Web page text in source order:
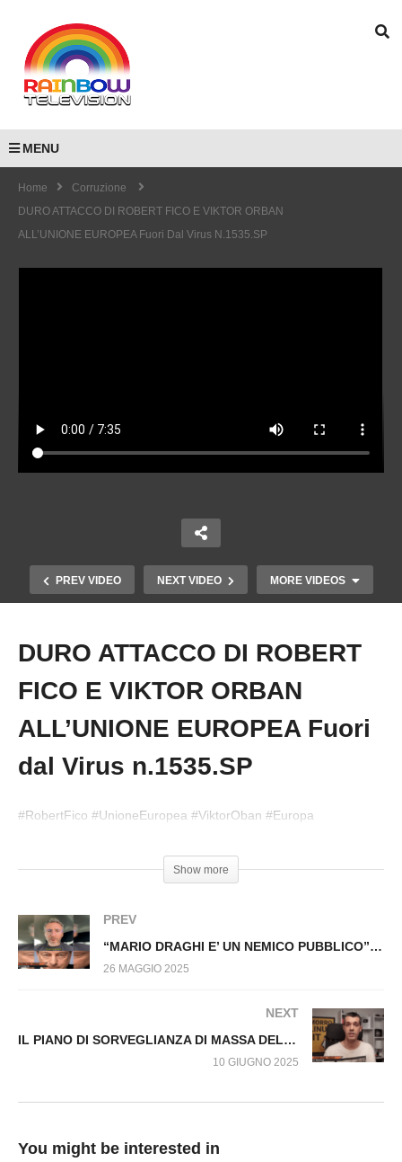
MENU
Home
Corruzione
DURO ATTACCO DI ROBERT FICO E VIKTOR ORBAN
ALL’UNIONE EUROPEA Fuori Dal Virus N.1535.SP
PREV VIDEO NEXT VIDEO MORE VIDEOS
Copy Embed Code
VACCINI, LA CORTE STANGA LA VON DER
n.1510.SP
DURO ATTACCO DI ROBERT
FICO E VIKTOR ORBAN
ALL’UNIONE EUROPEA Fuori
dal Virus n.1535.SP
#RobertFico #UnioneEuropea #ViktorOban #Europa
Show more
PREV
“MARIO DRAGHI E’ UN NEMICO PUBBLICO” Fuori dal Virus n.1522.SP
26 MAGGIO 2025
NEXT
IL PIANO DI SORVEGLIANZA DI MASSA DELL’UNIONE EUROPEA Fuori dal Virus n.1541.SP
10 GIUGNO 2025
You might be interested in